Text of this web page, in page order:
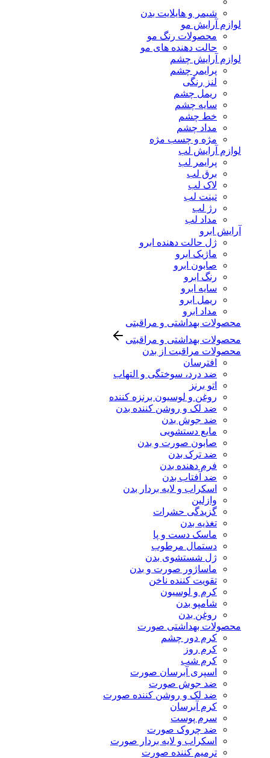
شیمر و هایلایت بدن
لوازم آرایش مو
محصولات رنگ مو
حالت دهنده های مو
لوازم آرایش چشم
پرایمر چشم
لنز رنگی
ریمل چشم
سایه چشم
خط چشم
مداد چشم
مژه و چسب مژه
لوازم آرایش لب
پرایمر لب
برق لب
لاک لب
تینت لب
رژ لب
مداد لب
آرایش ابرو
ژل حالت دهنده ابرو
ماژیک ابرو
صابون ابرو
رنگ ابرو
سایه ابرو
ریمل ابرو
مداد ابرو
محصولات بهداشتی و مراقبتی
محصولات بهداشتی و مراقبتی
محصولات مراقبت از بدن
افترسان
ضد درد، سوختگی و التهاب
اتو برنز
روغن و لوسیون برنزه کننده
ضد لک و روشن کننده بدن
ضد جوش بدن
مایع دستشویی
صابون صورت و بدن
ضد ترک بدن
فرم دهنده بدن
ضد آفتاب بدن
اسکراب و لایه بردار بدن
وازلین
گزیدگی حشرات
تغذیه بدن
ماسک دست و پا
دستمال مرطوب
ژل شستشوی بدن
ماساژور صورت و بدن
تقویت کننده ناخن
کرم و لوسیون
شامپو بدن
روغن بدن
محصولات بهداشتی صورت
کرم دور چشم
کرم روز
کرم شب
اسپری آبرسان صورت
ضد جوش صورت
ضد لک و روشن کننده صورت
کرم آبرسان
سرم پوست
ضد چروک صورت
اسکراب و لایه بردار صورت
ترمیم کننده صورت